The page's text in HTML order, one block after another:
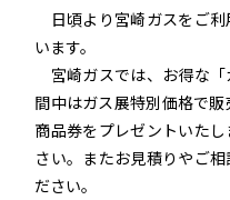
日頃より宮崎ガスをご
います。
宮崎ガスでは、お得な
間中はガス展特別価格で
商品券をプレゼントいた
さい。またお見積りやご
ださい。